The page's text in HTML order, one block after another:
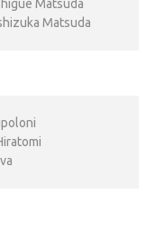
Matsuda
Matsuda